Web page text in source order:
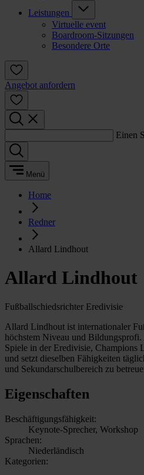
Leistungen
Virtuelle event
Boardroom-Sitzungen
Besondere Orte
Angebot anfordern
Einen
Menü
Home
Redner
Allard Lindhout
Allard Lindhout
Fußballschiedsrichter Eredivisie
Allard Lindhout ist internationaler
höchstem Niveau und
Spiele in der Eredivisie, Champions
und setzt dieselben Fähigkeiten
und Sekundarschulbereich zu
Eigenschaften
Beschäftigungsfähigkeit:
Keynote-Sprecher, Workshop
Sprachen:
Niederländisch
Kategorien: